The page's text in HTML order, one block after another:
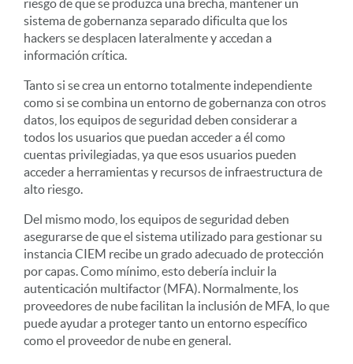
sistema de gobernanza separado dificulta que los
hackers se desplacen lateralmente y accedan a
información crítica.
Tanto si se crea un entorno totalmente independiente
como si se combina un entorno de gobernanza con otros
datos, los equipos de seguridad deben considerar a
todos los usuarios que puedan acceder a él como
cuentas privilegiadas, ya que esos usuarios pueden
acceder a herramientas y recursos de infraestructura de
alto riesgo.
Del mismo modo, los equipos de seguridad deben
asegurarse de que el sistema utilizado para gestionar su
instancia CIEM recibe un grado adecuado de protección
por capas. Como mínimo, esto debería incluir la
autenticación multifactor (MFA). Normalmente, los
proveedores de nube facilitan la inclusión de MFA, lo que
puede ayudar a proteger tanto un entorno específico
como el proveedor de nube en general.